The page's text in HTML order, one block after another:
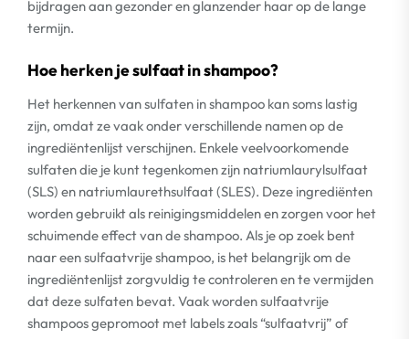
bijdragen aan gezonder en glanzender haar op de lange
termijn.
Hoe herken je sulfaat in shampoo?
Het herkennen van sulfaten in shampoo kan soms lastig
zijn, omdat ze vaak onder verschillende namen op de
ingrediëntenlijst verschijnen. Enkele veelvoorkomende
sulfaten die je kunt tegenkomen zijn natriumlaurylsulfaat
(SLS) en natriumlaurethsulfaat (SLES). Deze ingrediënten
worden gebruikt als reinigingsmiddelen en zorgen voor het
schuimende effect van de shampoo. Als je op zoek bent
naar een sulfaatvrije shampoo, is het belangrijk om de
ingrediëntenlijst zorgvuldig te controleren en te vermijden
dat deze sulfaten bevat. Vaak worden sulfaatvrije
shampoos gepromoot met labels zoals “sulfaatvrij” of